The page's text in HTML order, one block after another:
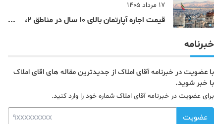
17 مرداد 1405
قیمت اجاره آپارتمان بالای 10 سال در مناطق 2،
خبرنامه
با عضویت در خبرنامه آقای املاک از جدیدترین مقاله های اقای املاک
با خبر شوید.
برای عضویت در خبرنامه آقای املاک شماره خود را وارد کنید.
عضویت